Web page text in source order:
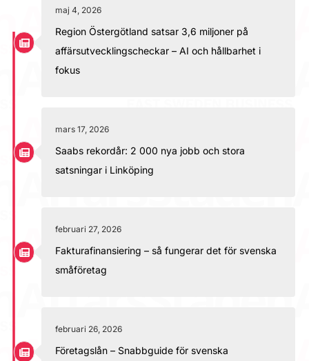
maj 4, 2026
Region Östergötland satsar 3,6 miljoner på
affärsutvecklingscheckar – AI och hållbarhet i
fokus
mars 17, 2026
Saabs rekordår: 2 000 nya jobb och stora
satsningar i Linköping
februari 27, 2026
Fakturafinansiering – så fungerar det för svenska
småföretag
februari 26, 2026
Företagslån – Snabbguide för svenska